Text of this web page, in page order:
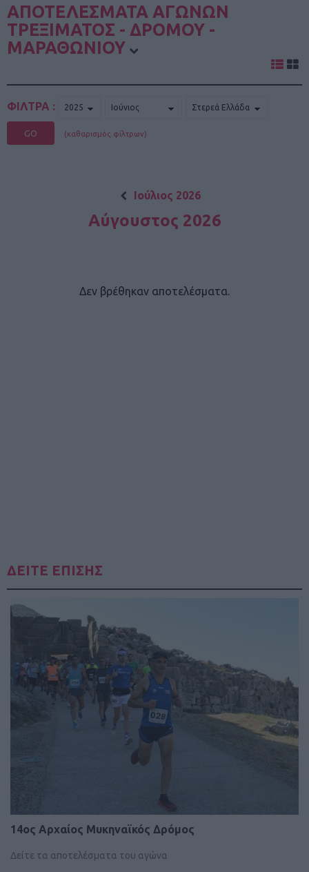
ΑΠΟΤΕΛΕΣΜΑΤΑ ΑΓΩΝΩΝ
ΤΡΕΞΙΜΑΤΟΣ - ΔΡΟΜΟΥ -
ΜΑΡΑΘΩΝΙΟΥ
ΦΙΛΤΡΑ :
GO (καθαρισμός φίλτρων)
Ιούλιος 2026
Αύγουστος 2026
Δεν βρέθηκαν αποτελέσματα.
ΔΕΙΤΕ ΕΠΙΣΗΣ
14ος Αρχαίος Μυκηναϊκός Δρόμος
Δείτε τα αποτελέσματα του αγώνα